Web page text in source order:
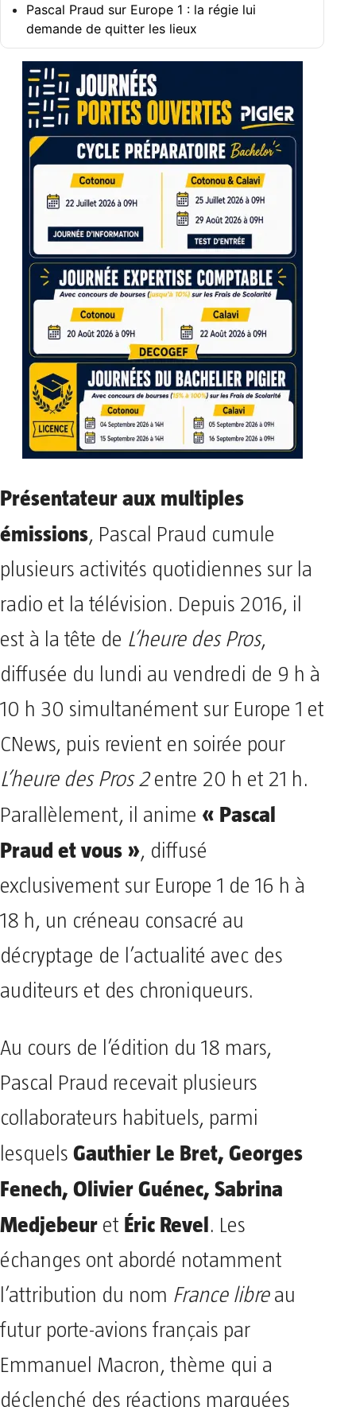
Pascal Praud sur Europe 1 : la régie lui
demande de quitter les lieux
Présentateur aux multiples
émissions, Pascal Praud cumule
plusieurs activités quotidiennes sur la
radio et la télévision. Depuis 2016, il
est à la tête de L’heure des Pros,
diffusée du lundi au vendredi de 9 h à
10 h 30 simultanément sur Europe 1 et
CNews, puis revient en soirée pour
L’heure des Pros 2entre 20 h et 21 h.
Parallèlement, il anime « Pascal
Praud et vous », diffusé
exclusivement sur Europe 1 de 16 h à
18 h, un créneau consacré au
décryptage de l’actualité avec des
auditeurs et des chroniqueurs.
Au cours de l’édition du 18 mars,
Pascal Praud recevait plusieurs
collaborateurs habituels, parmi
lesquels Gauthier Le Bret, Georges
Fenech, Olivier Guénec, Sabrina
Medjebeur et Éric Revel. Les
échanges ont abordé notamment
l’attribution du nom France libreau
futur porte-avions français par
Emmanuel Macron, thème qui a
déclenché des réactions marquées